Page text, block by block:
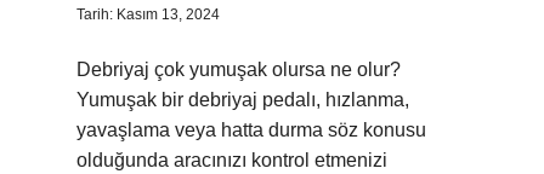
Tarih: Kasım 13, 2024
Debriyaj çok yumuşak olursa ne olur?
Yumuşak bir debriyaj pedalı, hızlanma,
yavaşlama veya hatta durma söz konusu
olduğunda aracınızı kontrol etmenizi